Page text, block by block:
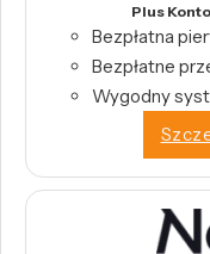
Plus
Bezpłatna
Bezpłatne
Wygodny